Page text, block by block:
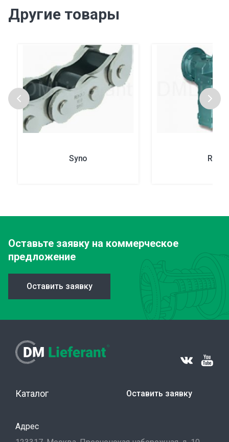
Другие товары
Syno RF
Оставьте заявку на коммерческое
предложение
Оставить заявку
Каталог Оставить заявку
Адрес